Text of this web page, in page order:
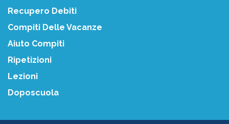
Recupero Debiti
Compiti Delle Vacanze
Aiuto Compiti
Ripetizioni
Lezioni
Doposcuola